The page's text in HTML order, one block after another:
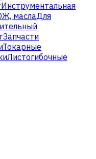
Инструментальная
маслаДля
Запчасти
Токарные
Листогибочные